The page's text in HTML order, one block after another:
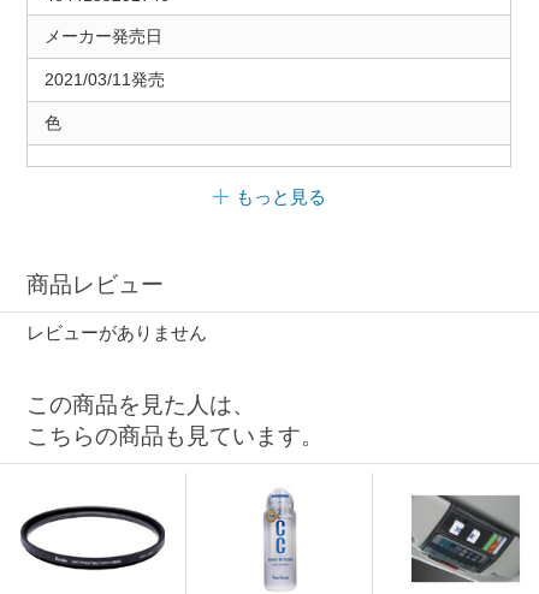
メーカー発売日
2021/03/11発売
色
もっと見る
商品レビュー
レビューがありません
この商品を見た人は、
こちらの商品も見ています。